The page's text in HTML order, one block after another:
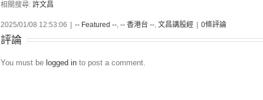
相關搜尋: 許文昌
2025/01/08 12:53:06 -- Featured --, -- 香港台 --, 文昌講股經 0條評論
評論
You must be logged in to post a comment.